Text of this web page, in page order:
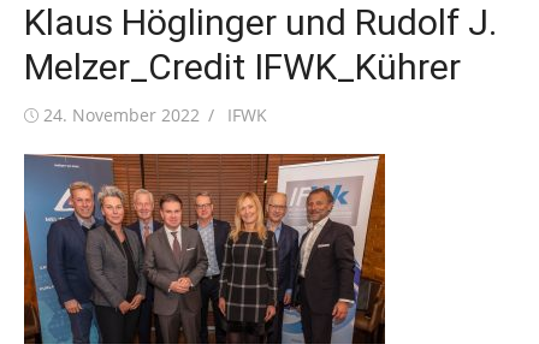
Klaus Höglinger und Rudolf J.
Melzer_Credit IFWK_Kührer
Posted
24. November 2022 Author
IFWK